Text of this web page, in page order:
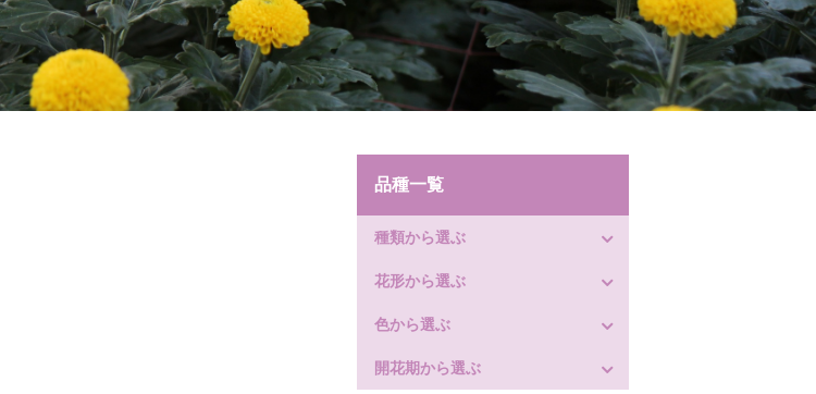
品種一覧
種類から選ぶ
花形から選ぶ
色から選ぶ
開花期から選ぶ